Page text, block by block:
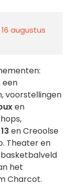
augustus
een
voorstellingen
en
en Creoolse
Theater en
het
Charcot.